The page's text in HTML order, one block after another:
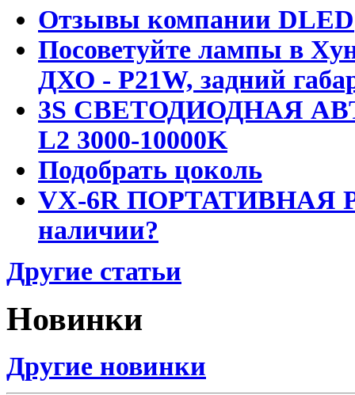
Отзывы компании DLED
Посоветуйте лампы в
ДХО - P21W, задний
3S СВЕТОДИОДНАЯ
L2 3000-10000K
Подобрать цоколь
VX-6R ПОРТАТИВНАЯ
наличии?
Другие статьи
Новинки
Другие новинки